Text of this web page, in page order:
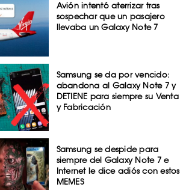
Avión intentó aterrizar tras
sospechar que un pasajero
llevaba un Galaxy Note 7
Samsung se da por vencido:
abandona al Galaxy Note 7 y
DETIENE para siempre su Venta
y Fabricación
Samsung se despide para
siempre del Galaxy Note 7 e
Internet le dice adiós con estos
MEMES